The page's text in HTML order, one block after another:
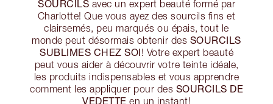
SOURCILS avec un expert beauté formé par
Charlotte! Que vous ayez des sourcils fins et
clairsemés, peu marqués ou épais, tout le
monde peut désormais obtenir des SOURCILS
SUBLIMES CHEZ SOI! Votre expert beauté
peut vous aider à découvrir votre teinte idéale,
les produits indispensables et vous apprendre
comment les appliquer pour des SOURCILS DE
VEDETTE en un instant!